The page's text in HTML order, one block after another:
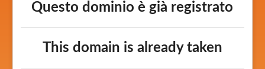
Questo dominio è già registrato
This domain is already taken